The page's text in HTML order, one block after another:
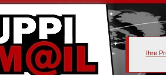
Ihre